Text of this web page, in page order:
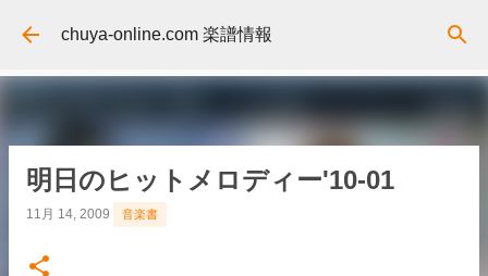
スキップしてメイン コンテンツに移動
chuya-online.com 楽譜情報
明日のヒットメロディー'10-01
11月 14, 2009 音楽書